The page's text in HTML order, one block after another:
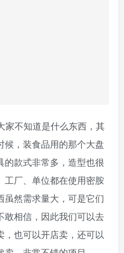
家不知道是什么东西，其
候，装食品用的那个大盘
的款式非常多，造型也很
工厂、单位都在使用密胺
虽然需求量大，可是它们
敢相信，因此我们可以去
，也可以开店卖，还可以